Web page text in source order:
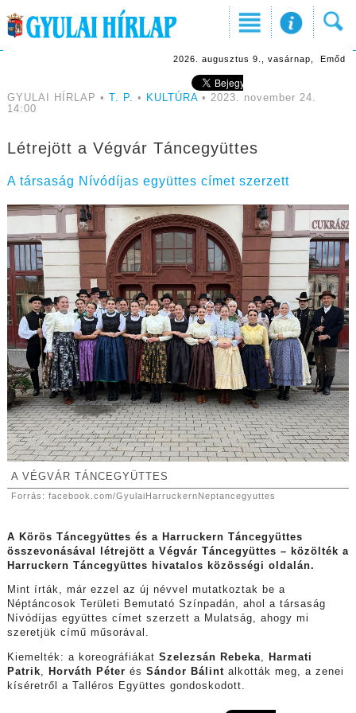
2026. augusztus 9., vasárnap, Emőd
GYULAI HÍRLAP • T. P. • KULTÚRA• 2023. november 24.
14:00
Létrejött a Végvár Táncegyüttes
A társaság Nívódíjas együttes címet szerzett
A VÉGVÁR TÁNCEGYÜTTES
Forrás: facebook.com/GyulaiHarruckernNeptancegyuttes
A Körös Táncegyüttes és a Harruckern Táncegyüttes
összevonásával létrejött a Végvár Táncegyüttes – közölték a
Harruckern Táncegyüttes hivatalos közösségi oldalán.
Mint írták, már ezzel az új névvel mutatkoztak be a
Néptáncosok Területi Bemutató Színpadán, ahol a társaság
Nívódíjas együttes címet szerzett a Mulatság, ahogy mi
szeretjük című műsorával.
Kiemelték: a koreográfiákat Szelezsán Rebeka,
Harmati
Patrik, Horváth Péter és Sándor Bálint alkották meg, a zenei
kíséretről a Talléros Együttes gondoskodott.